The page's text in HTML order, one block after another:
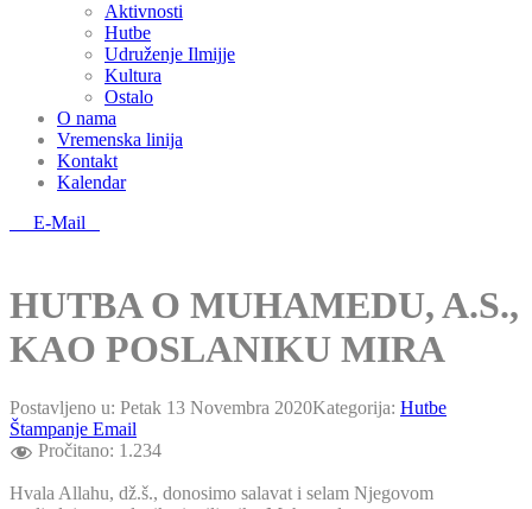
Aktivnosti
Hutbe
Udruženje Ilmijje
Kultura
Ostalo
O nama
Vremenska linija
Kontakt
Kalendar
E-Mail
HUTBA O MUHAMEDU, A.S.,
KAO POSLANIKU MIRA
Postavljeno u: Petak 13 Novembra 2020Kategorija: Hutbe
Štampanje Email
Pročitano: 1.234
Hvala Allahu, dž.š., donosimo salavat i selam Njegovom